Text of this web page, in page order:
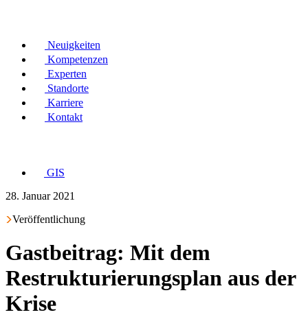
Neuigkeiten
Kompetenzen
Experten
Standorte
Karriere
Kontakt
GIS
28. Januar 2021
Veröffentlichung
Gastbeitrag: Mit dem
Restrukturierungsplan aus der
Krise